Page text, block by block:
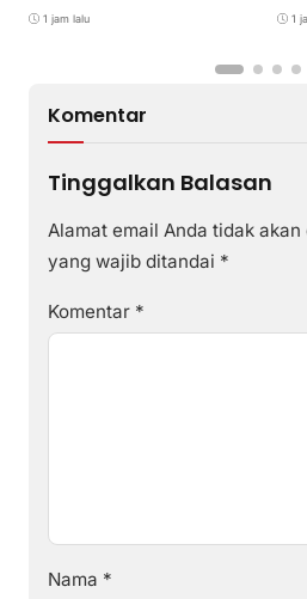
1 jam lalu 1
Komentar
Tinggalkan Balasan
Alamat email Anda tidak
yang wajib ditandai *
Komentar *
Nama *